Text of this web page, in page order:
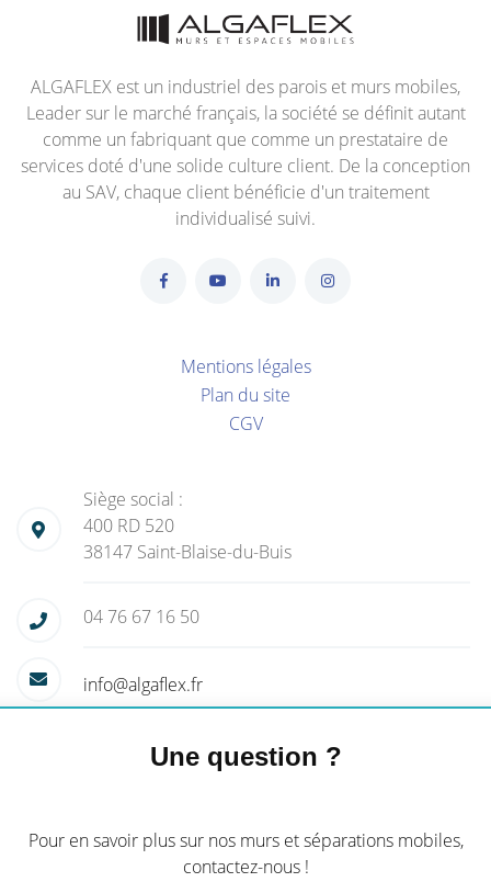
ALGAFLEX est un industriel des parois et murs mobiles,
Leader sur le marché français, la société se définit autant
comme un fabriquant que comme un prestataire de
services doté d'une solide culture client. De la conception
au SAV, chaque client bénéficie d'un traitement
individualisé suivi.
Mentions légales
Plan du site
CGV
Une question ?
Pour en savoir plus sur nos murs et séparations mobiles,
contactez-nous !
Siège social :
400 RD 520
38147 Saint-Blaise-du-Buis
04 76 67 16 50
info@algaflex.fr